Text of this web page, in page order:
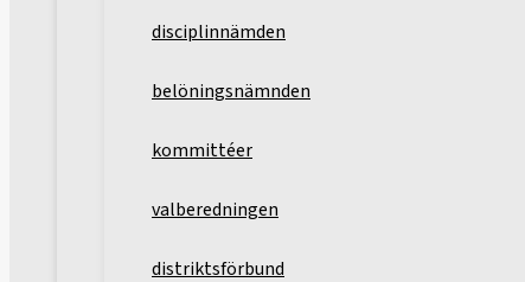
disciplinnämden
belöningsnämnden
kommittéer
valberedningen
distriktsförbund